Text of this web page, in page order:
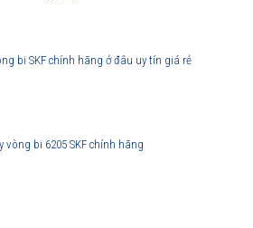
hệ Explorer được nâng lên cao hơn so với
đây, bởi vậy ở cùng tốc độ nhưng nhiệt độ
và giảm tiêu hao năng lượng trên vòng
bi SKF chính hãng ở đâu uy tín giá rẻ
vòng bi 6205 SKF chính hãng